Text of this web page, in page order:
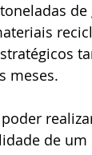
meses.
de